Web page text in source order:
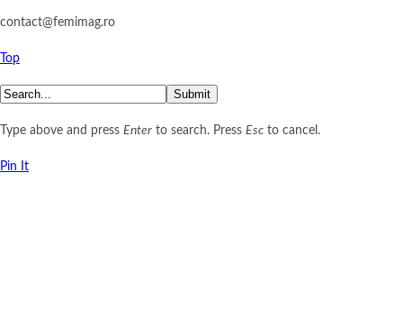
contact@femimag.ro
Top
Submit
Type above and press Enter to search. Press Esc to cancel.
Pin It